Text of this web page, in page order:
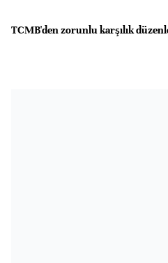
TCMB'den zorunlu karşılık